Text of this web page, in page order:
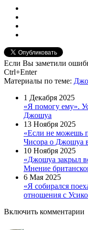
Если Вы заметили
Ctrl+Enter
Материалы по теме:
1 Декабря 2025
«Я помогу ему».
Джошуа
13 Ноября 2025
«Если не можешь
Чисора о Джошуа
10 Ноября 2025
«Джошуа закрыл
Мнение
6 Мая 2025
«Я собирался
отношения с
Включить комментарии